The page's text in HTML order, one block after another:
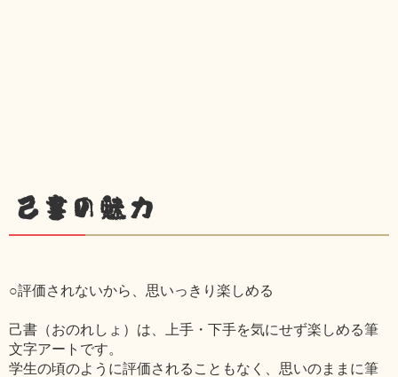
己書の魅力
○評価されないから、思いっきり楽しめる
己書（おのれしょ）は、上手・下手を気にせず楽しめる筆
文字アートです。
学生の頃のように評価されることもなく、思いのままに筆